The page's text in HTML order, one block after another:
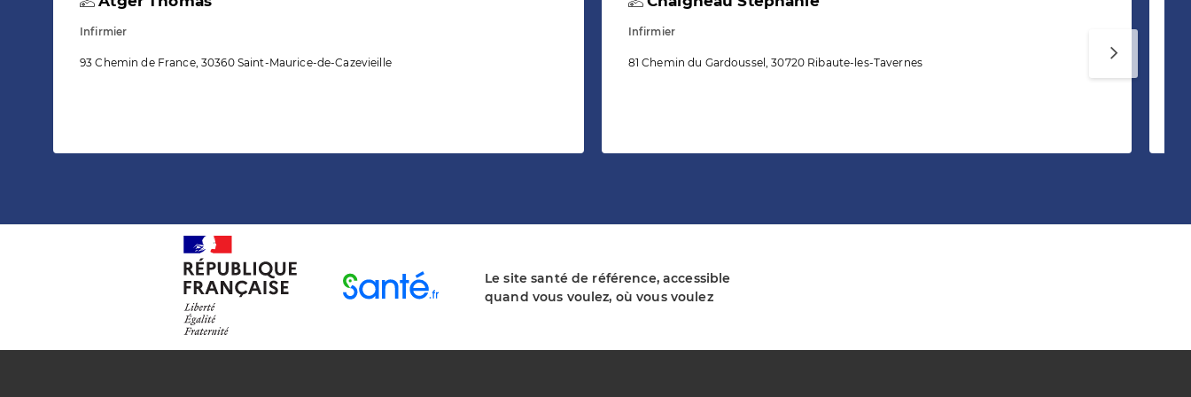
Infirmier
93 Chemin de France, 30360 Saint-Maurice-de-Cazevieille
Infirmier
81 Chemin du Gardoussel, 30720 Ribaute-les-Tavernes
Le site santé de référence, accessible
quand vous voulez, où vous voulez